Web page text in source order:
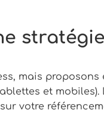
mais
et
votre